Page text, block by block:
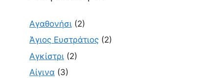
Αγαθονήσι (2)
Άγιος Ευστράτιος (2)
Αγκίστρι (2)
Αίγινα (3)